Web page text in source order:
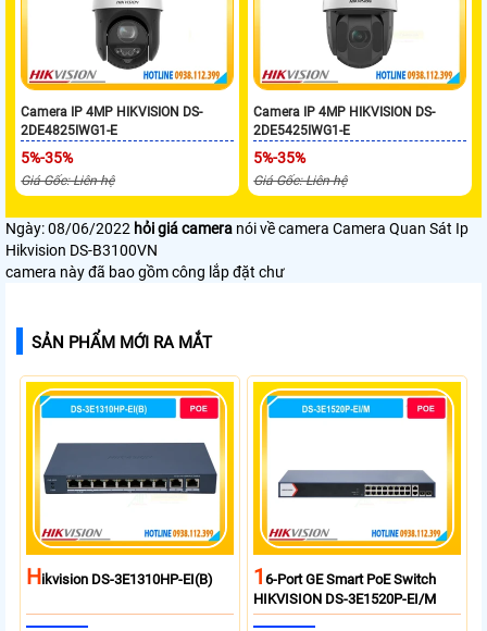
Camera IP 4MP HIKVISION DS-
2DE4825IWG1-E
5%-35%
Giá Gốc: Liên hệ
Camera IP 4MP HIKVISION DS-
2DE5425IWG1-E
5%-35%
Giá Gốc: Liên hệ
Ngày: 08/06/2022 hỏi giá camera nói về camera Camera Quan Sát Ip
Hikvision DS-B3100VN
camera này đã bao gồm công lắp đặt chư
SẢN PHẨM MỚI RA MẮT
HIkvision DS-3E1310HP-EI(B) 16-Port GE Smart PoE Switch
HIKVISION DS-3E1520P-EI/M